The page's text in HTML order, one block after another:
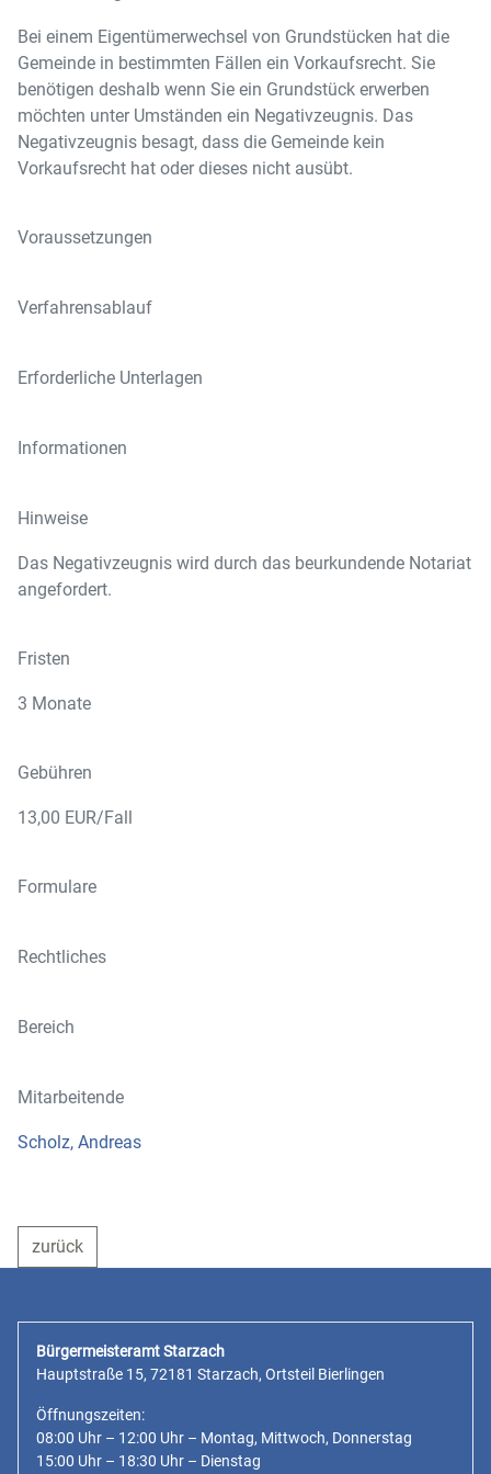
Bei einem Eigentümerwechsel von Grundstücken hat die
Gemeinde in bestimmten Fällen ein Vorkaufsrecht. Sie
benötigen deshalb wenn Sie ein Grundstück erwerben
möchten unter Umständen ein Negativzeugnis. Das
Negativzeugnis besagt, dass die Gemeinde kein
Vorkaufsrecht hat oder dieses nicht ausübt.
Voraussetzungen
Verfahrensablauf
Erforderliche Unterlagen
Informationen
Hinweise
Das Negativzeugnis wird durch das beurkundende Notariat
angefordert.
Fristen
3 Monate
Gebühren
13,00 EUR/Fall
Formulare
Rechtliches
Bereich
Mitarbeitende
Scholz, Andreas
zurück
Bürgermeisteramt Starzach
Hauptstraße 15, 72181 Starzach, Ortsteil Bierlingen
Öffnungszeiten:
08:00 Uhr – 12:00 Uhr – Montag, Mittwoch, Donnerstag
15:00 Uhr – 18:30 Uhr – Dienstag